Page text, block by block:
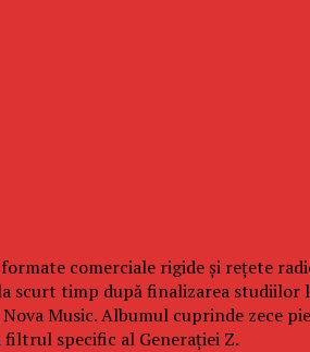
comerciale rigide și rețete
scurt timp după finalizarea
Music. Albumul cuprinde zece
specific al Generației Z.